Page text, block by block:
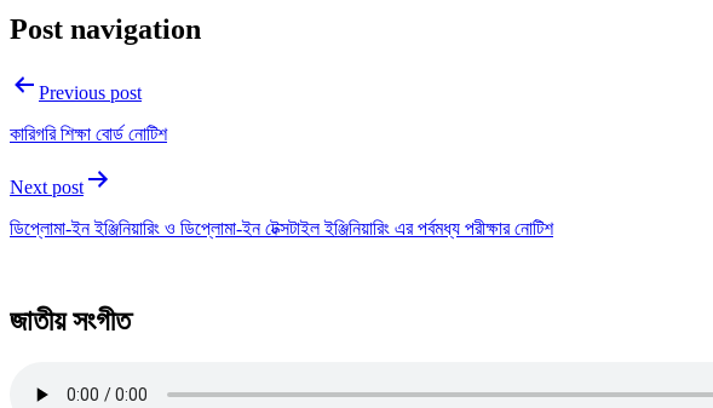
Post navigation
Previous post
কারিগরি শিক্ষা বোর্ড নোটিশ
Next post
ডিপ্লোমা-ইন ইঞ্জিনিয়ারিং ও ডিপ্লোমা-ইন টেক্সটাইল ইঞ্জিনিয়ারিং এর পর্বমধ্য পরীক্ষার নোটিশ
জাতীয় সংগীত